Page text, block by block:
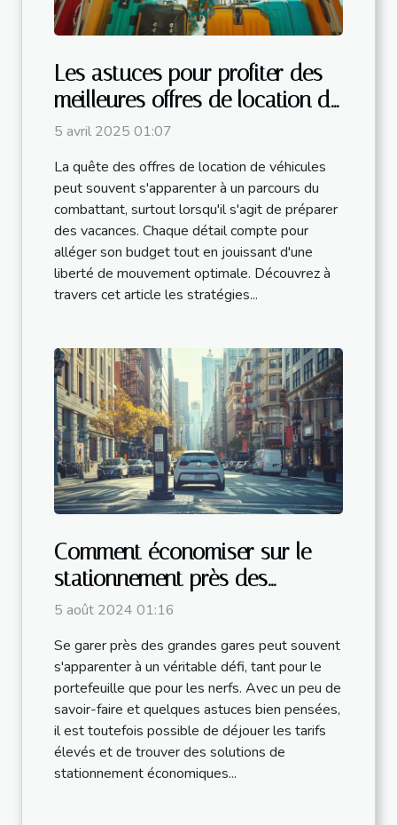
Les astuces pour profiter des
meilleures offres de location de
véhicules pendant les
vacances
5 avril 2025 01:07
La quête des offres de location de véhicules
peut souvent s'apparenter à un parcours du
combattant, surtout lorsqu'il s'agit de préparer
des vacances. Chaque détail compte pour
alléger son budget tout en jouissant d'une
liberté de mouvement optimale. Découvrez à
travers cet article les stratégies...
Comment économiser sur le
stationnement près des
grandes gares
5 août 2024 01:16
Se garer près des grandes gares peut souvent
s'apparenter à un véritable défi, tant pour le
portefeuille que pour les nerfs. Avec un peu de
savoir-faire et quelques astuces bien pensées,
il est toutefois possible de déjouer les tarifs
élevés et de trouver des solutions de
stationnement économiques...